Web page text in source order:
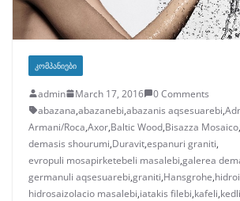
ᲙᲝᲛᲞᲐᲜᲘᲔᲑᲘ
admin March 17, 2016
0 Comments
abazana,abazanebi,abazanis aqsesuarebi,
Armani/Roca,Axor,Baltic Wood,Bisazza Mosaico,
demasis shourumi,Duravit,espanuri graniti,
evropuli mosapirketebeli masalebi,galerea
germanuli aqsesuarebi,graniti,Hansgrohe,
hidrosaizolacio masalebi,iatakis filebi,kafeli,